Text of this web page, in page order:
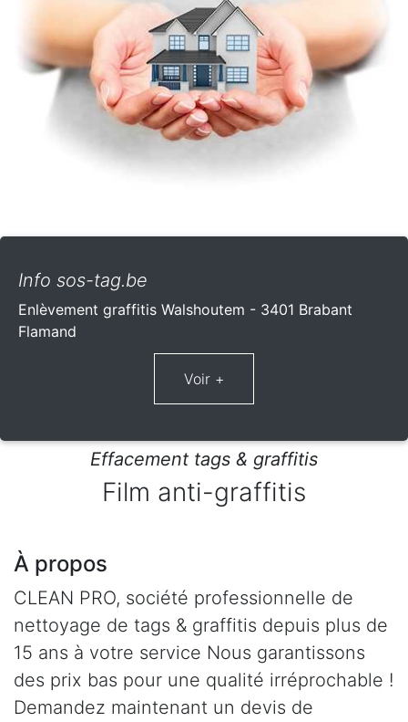
Info sos-tag.be
Enlèvement graffitis Walshoutem - 3401 Brabant
Flamand
Effacement tags & graffitis
Film anti-graffitis
À propos
CLEAN PRO, société professionnelle de
nettoyage de tags & graffitis depuis plus de
15 ans à votre service Nous garantissons
des prix bas pour une qualité irréprochable !
Demandez maintenant un devis de